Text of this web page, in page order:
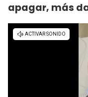
apagar, más